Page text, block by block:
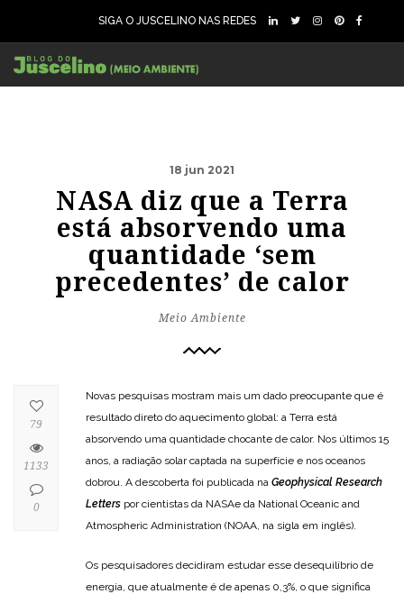
SIGA O JUSCELINO NAS REDES
18 jun 2021
NASA diz que a Terra
está absorvendo uma
quantidade ‘sem
precedentes’ de calor
Meio Ambiente
Novas pesquisas mostram mais um dado preocupante que é
resultado direto do aquecimento global: a Terra está
absorvendo uma quantidade chocante de calor. Nos últimos 15
anos, a radiação solar captada na superfície e nos oceanos
dobrou. A descoberta foi publicada na Geophysical Research
Letters por cientistas da NASAe da National Oceanic and
Atmospheric Administration (NOAA, na sigla em inglês).
Os pesquisadores decidiram estudar esse desequilíbrio de
energia, que atualmente é de apenas 0,3%, o que significa
79
1133
0